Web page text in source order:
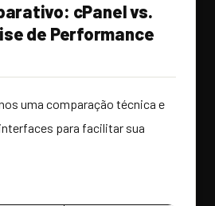
cPanel vs.
de Performance
uma comparação técnica e
para facilitar sua